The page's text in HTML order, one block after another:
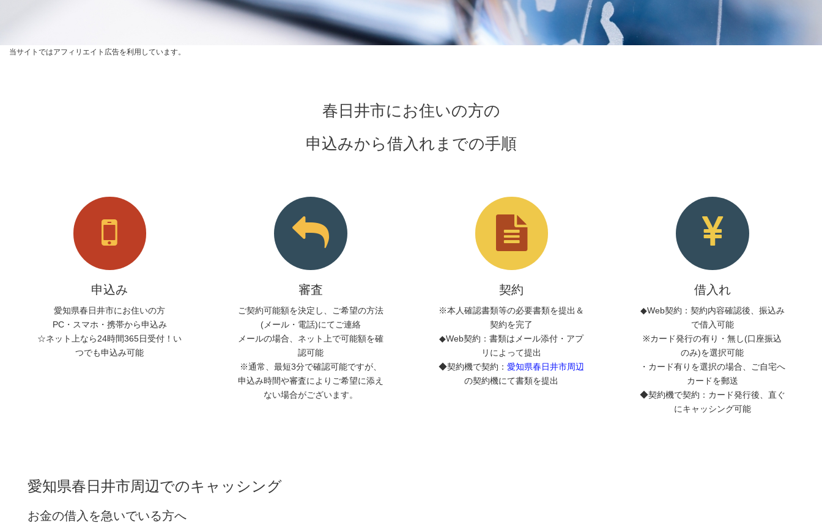
当サイトではアフィリエイト広告を利用しています。
春日井市にお住いの方の
申込みから借入れまでの手順
申込み
愛知県春日井市にお住いの方
PC・スマホ・携帯から申込み
☆ネット上なら24時間365日受付！い
つでも申込み可能
審査
ご契約可能額を決定し、ご希望の方法
(メール・電話)にてご連絡
メールの場合、ネット上で可能額を確
認可能
※通常、最短3分で確認可能ですが、
申込み時間や審査によりご希望に添え
ない場合がございます。
契約
※本人確認書類等の必要書類を提出＆
契約を完了
◆Web契約：書類はメール添付・アプ
リによって提出
◆契約機で契約：愛知県春日井市周辺
の契約機にて書類を提出
借入れ
◆Web契約：契約内容確認後、振込み
で借入可能
※カード発行の有り・無し(口座振込
のみ)を選択可能
・カード有りを選択の場合、ご自宅へ
カードを郵送
◆契約機で契約：カード発行後、直ぐ
にキャッシング可能
愛知県春日井市周辺でのキャッシング
お金の借入を急いでいる方へ